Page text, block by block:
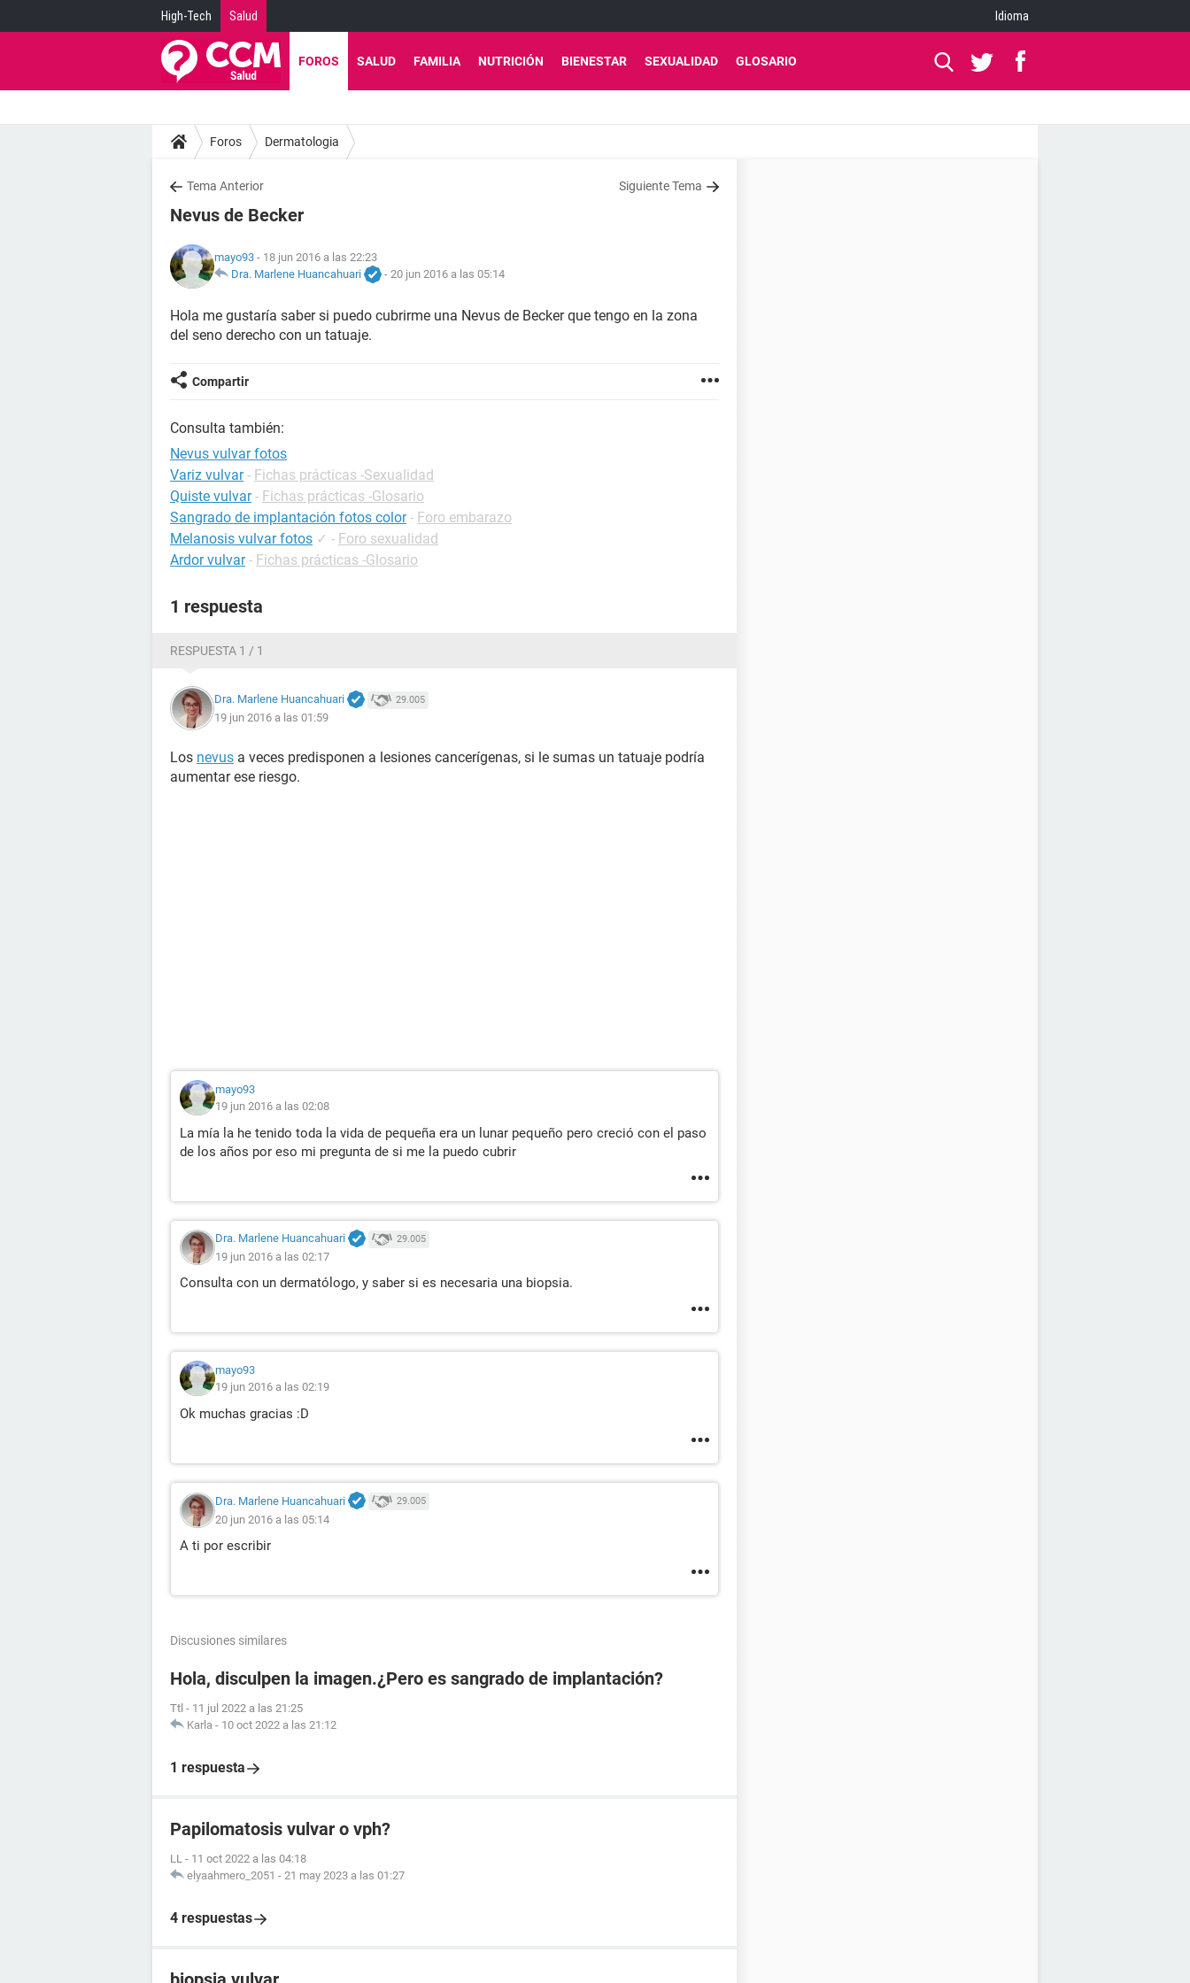
High-Tech Salud Idioma
FOROS SALUD FAMILIA NUTRICIÓN BIENESTAR SEXUALIDAD GLOSARIO
Foros Dermatologia
Tema Anterior Siguiente Tema
Nevus de Becker
mayo93 - 18 jun 2016 a las 22:23
Dra. Marlene Huancahuari
- 20 jun 2016 a las 05:14
Hola me gustaría saber si puedo cubrirme una Nevus de Becker que tengo en la zona
del seno derecho con un tatuaje.
Compartir
Consulta también:
Nevus vulvar fotos
Variz vulvar - Fichas prácticas -Sexualidad
Quiste vulvar - Fichas prácticas -Glosario
Sangrado de implantación fotos color - Foro embarazo
Melanosis vulvar fotos ✓ - Foro sexualidad
Ardor vulvar - Fichas prácticas -Glosario
1 respuesta
RESPUESTA 1 / 1
Dra. Marlene Huancahuari 29.005
19 jun 2016 a las 01:59
Los nevus a veces predisponen a lesiones cancerígenas, si le sumas un tatuaje podría
aumentar ese riesgo.
mayo93
19 jun 2016 a las 02:08
La mía la he tenido toda la vida de pequeña era un lunar pequeño pero creció con el paso
de los años por eso mi pregunta de si me la puedo cubrir
Dra. Marlene Huancahuari 29.005
19 jun 2016 a las 02:17
Consulta con un dermatólogo, y saber si es necesaria una biopsia.
mayo93
19 jun 2016 a las 02:19
Ok muchas gracias :D
Dra. Marlene Huancahuari 29.005
20 jun 2016 a las 05:14
A ti por escribir
Discusiones similares
Hola, disculpen la imagen.¿Pero es sangrado de implantación?
Ttl - 11 jul 2022 a las 21:25
Karla - 10 oct 2022 a las 21:12
1 respuesta
Papilomatosis vulvar o vph?
LL - 11 oct 2022 a las 04:18
elyaahmero_2051 - 21 may 2023 a las 01:27
4 respuestas